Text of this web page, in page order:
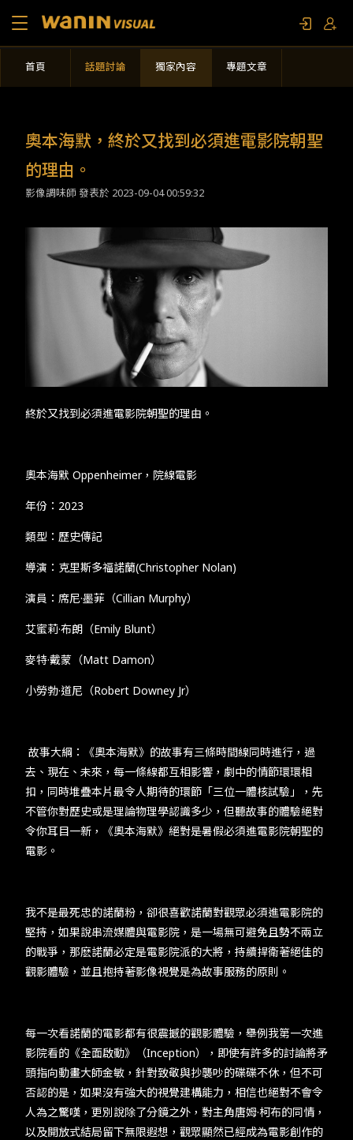
關於我們
影視專題
限定活動
首頁 話題討論 獨家內容 專題文章
奧本海默，終於又找到必須進電影院朝聖
的理由。
影像調味師 發表於 2023-09-04 00:59:32
終於又找到必須進電影院朝聖的理由。
奧本海默 Oppenheimer，院線電影
年份：2023
類型：歷史傳記
導演：克里斯多福諾蘭(Christopher Nolan)
演員：席尼·墨菲（Cillian Murphy）
艾蜜莉·布朗（Emily Blunt）
麥特·戴蒙（Matt Damon）
小勞勃·道尼（Robert Downey Jr）
故事大綱：《奧本海默》的故事有三條時間線同時進行，過
去、現在、未來，每一條線都互相影響，劇中的情節環環相
扣，同時堆疊本片最令人期待的環節「三位一體核試驗」，先
不管你對歷史或是理論物理學認識多少，但聽故事的體驗絕對
令你耳目一新，《奧本海默》絕對是暑假必須進電影院朝聖的
電影。
我不是最死忠的諾蘭粉，卻很喜歡諾蘭對觀眾必須進電影院的
堅持，如果說串流媒體與電影院，是一場無可避免且勢不兩立
的戰爭，那麽諾蘭必定是電影院派的大將，持續捍衛著絕佳的
觀影體驗，並且抱持著影像視覺是為故事服務的原則。
每一次看諾蘭的電影都有很震撼的觀影體驗，舉例我第一次進
影院看的《全面啟動》（Inception），即使有許多的討論將矛
頭指向動畫大師金敏，針對致敬與抄襲吵的碟碟不休，但不可
否認的是，如果沒有強大的視覺建構能力，相信也絕對不會令
人為之驚嘆，更別說除了分鏡之外，對主角唐姆·柯布的同情，
以及開放式結局留下無限遐想，觀眾顯然已經成為電影創作的